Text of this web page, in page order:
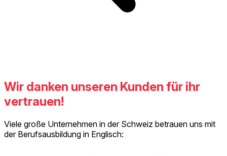
Wir danken unseren Kunden für ihr
vertrauen!
Viele große Unternehmen in der Schweiz betrauen uns mit
der Berufsausbildung in Englisch: